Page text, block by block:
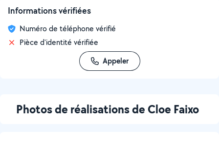
Informations vérifiées
Numéro de téléphone vérifié
Pièce d'identité vérifiée
Appeler
Photos de réalisations de Cloe Faixo